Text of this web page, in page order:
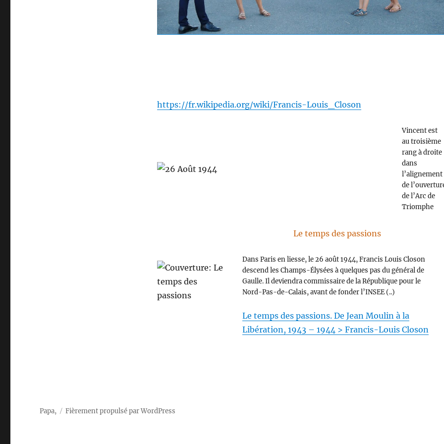
https://fr.wikipedia.org/wiki/Francis-Louis_Closon
Vincent est
au troisième
rang à droite
dans
l’alignement
de
de l’Arc de
Triomphe
Le temps des passions
Dans Paris en liesse, le 26 août 1944, Francis Louis Closon
descend les Champs-Élysées à quelques pas du général de
Gaulle. Il deviendra commissaire de la République pour le
Nord-Pas-de-Calais, avant de fonder l’INSEE (..)
Le temps des passions. De Jean Moulin à la
Libération, 1943 – 1944 > Francis-Louis Closon
Papa, Fièrement propulsé par WordPress